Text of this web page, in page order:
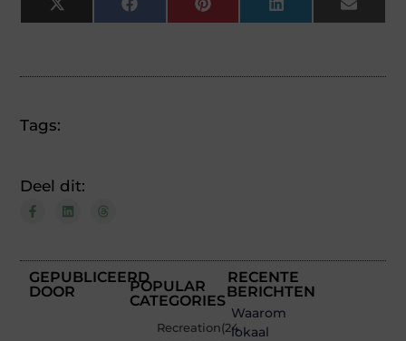
X
(Twitter)
FacebookPinterestLinkedInEmail
Tags:
Deel dit:
GEPUBLICEERD
DOOR
POPULAR
CATEGORIES
Recreation(24
RECENTE
BERICHTEN
Waarom
lokaal